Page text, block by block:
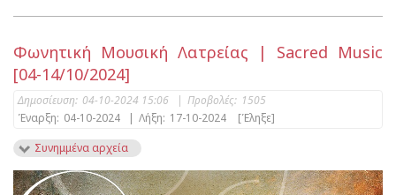
Φωνητική Μουσική Λατρείας | Sacred Music
[04-14/10/2024]
Δημοσίευση: 04-10-2024 15:06 | Προβολές: 1505
Έναρξη: 04-10-2024 | Λήξη: 17-10-2024
[Έληξε]
Συνημμένα αρχεία